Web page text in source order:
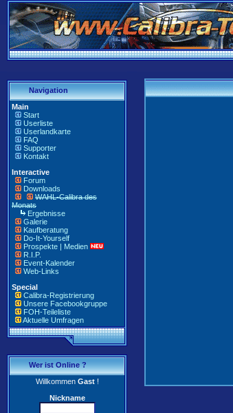
Navigation
Main
Start
Userliste
Userlandkarte
FAQ
Supporter
Kontakt
Interactive
Forum
Downloads
WAHL-Calibra des
Monats
Ergebnisse
Galerie
Kaufberatung
Do-It-Yourself
Prospekte | Medien
R.I.P.
Event-Kalender
Web-Links
Special
Calibra-Registrierung
Unsere Facebookgruppe
FOH-Teileliste
Aktuelle Umfragen
Wer ist Online ?
WillkommenGast!
Nickname